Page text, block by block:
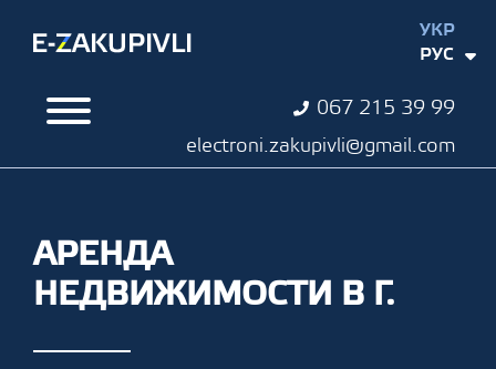
067 215 39 99
electroni.zakupivli@gmail.com
УКР
РУС
АРЕНДА
НЕДВИЖИМОСТИ В Г.